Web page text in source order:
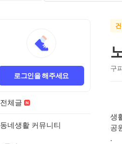
로그인을 해주세요
전체글
동네생활 커뮤니티
구
생
공
.